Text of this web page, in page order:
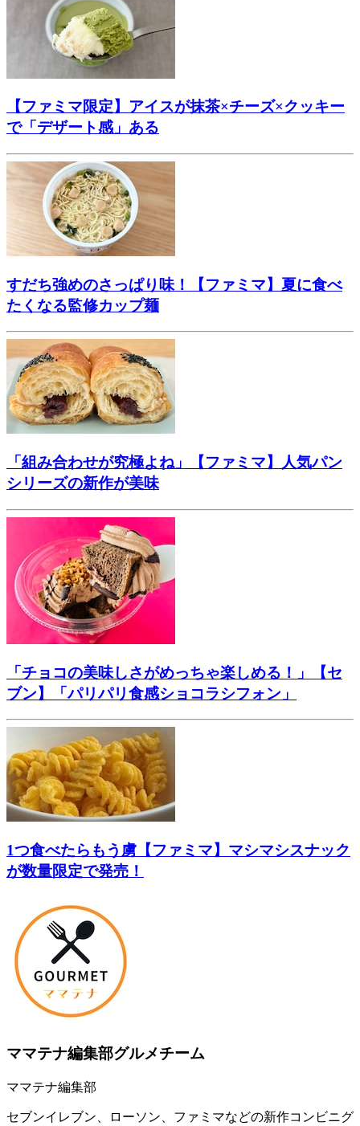
【ファミマ限定】アイスが抹茶×チーズ×クッキー
で「デザート感」ある
すだち強めのさっぱり味！【ファミマ】夏に食べ
たくなる監修カップ麺
「組み合わせが究極よね」【ファミマ】人気パン
シリーズの新作が美味
「チョコの美味しさがめっちゃ楽しめる！」【セ
ブン】「パリパリ食感ショコラシフォン」
1つ食べたらもう虜【ファミマ】マシマシスナック
が数量限定で発売！
ママテナ編集部グルメチーム
ママテナ編集部
セブンイレブン、ローソン、ファミマなどの新作コンビニグ